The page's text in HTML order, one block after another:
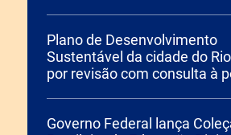
Plano de Desenvolvimento
Sustentável da cidade do
por revisão com consulta à
Governo Federal lança